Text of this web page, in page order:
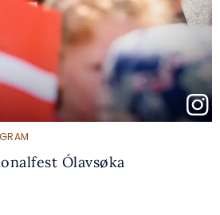
Ólavsøka